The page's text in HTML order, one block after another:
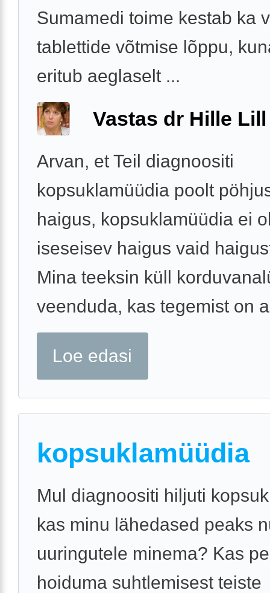
Sumamedi toime kestab ka
tablettide võtmise lõppu,
eritub aeglaselt ...
Vastas dr Hille Lill
Arvan, et Teil diagnoositi
kopsuklamüüdia poolt
haigus, kopsuklamüüdia ei
iseseisev haigus vaid
Mina teeksin küll
veenduda, kas tegemist on
Loe edasi
kopsuklamüüdia
Mul diagnoositi hiljuti
kas minu lähedased peaks
uuringutele minema? Kas
hoiduma suhtlemisest teiste